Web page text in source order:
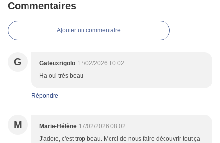
Commentaires
Ajouter un commentaire
G Gateuxrigolo 17/02/2026 10:02
Ha oui très beau
Répondre
M Marie-Hélène 17/02/2026 08:02
J'adore, c'est trop beau. Merci de nous faire découvrir tout ça